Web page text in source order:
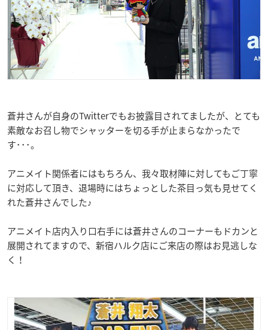
蒼井さんが自身のTwitterでもお披露目されてましたが、とても
素敵なお召し物でシャッターを切る手が止まらなかったで
す･･･。
アニメイト関係者にはもちろん、我々取材陣に対してもご丁寧
に対応して頂き、退場時にはちょっとした茶目っ気も見せてく
れた蒼井さんでした♪
アニメイト店内入り口右手には蒼井さんのコーナーもドカンと
展開されてますので、新宿ハルク店にご来店の際はお見逃しな
く！